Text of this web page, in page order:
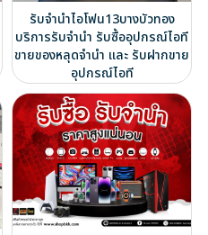
รับจำนำไอโฟน13บางบัวทอง
บริการรับจำนำ รับซื้ออุปกรณ์ไอที
ขายของหลุดจำนำ และ รับฝากขาย
อุปกรณ์ไอที